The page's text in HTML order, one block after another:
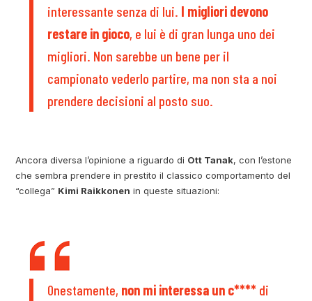
interessante senza di lui. I migliori devono
restare in gioco, e lui è di gran lunga uno dei
migliori. Non sarebbe un bene per il
campionato vederlo partire, ma non sta a noi
prendere decisioni al posto suo.
Ancora diversa l’opinione a riguardo di Ott Tanak, con l’estone
che sembra prendere in prestito il classico comportamento del
“collega” Kimi Raikkonen in queste situazioni:
Onestamente, non mi interessa un c**** di